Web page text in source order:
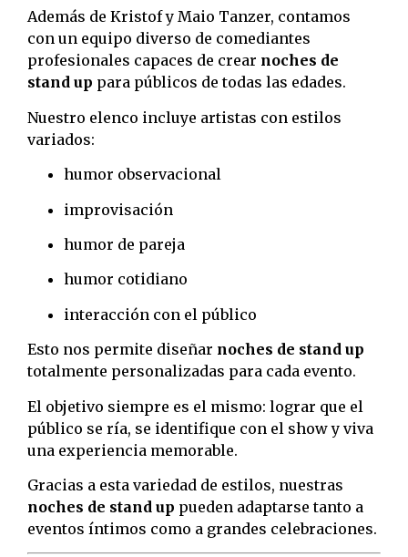
Además de Kristof y Maio Tanzer, contamos
con un equipo diverso de comediantes
profesionales capaces de crear noches de
stand up para públicos de todas las edades.
Nuestro elenco incluye artistas con estilos
variados:
humor observacional
improvisación
humor de pareja
humor cotidiano
interacción con el público
Esto nos permite diseñar noches de stand up
totalmente personalizadas para cada evento.
El objetivo siempre es el mismo: lograr que el
público se ría, se identifique con el show y viva
una experiencia memorable.
Gracias a esta variedad de estilos, nuestras
noches de stand up pueden adaptarse tanto a
eventos íntimos como a grandes celebraciones.